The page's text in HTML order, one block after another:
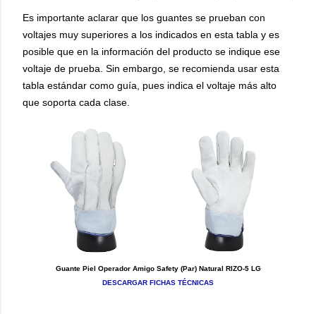
Es importante aclarar que los guantes se prueban con
voltajes muy superiores a los indicados en esta tabla y es
posible que en la información del producto se indique ese
voltaje de prueba. Sin embargo, se recomienda usar esta
tabla estándar como guía, pues indica el voltaje más alto
que soporta cada clase.
Guante Piel Operador Amigo Safety (Par) Natural RIZO-5 LG
DESCARGAR FICHAS TÉCNICAS